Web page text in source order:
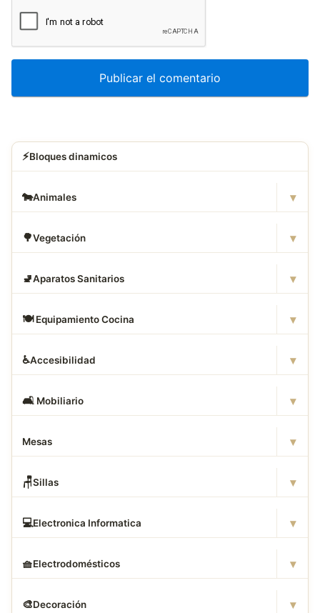
⚡Bloques dinamicos
🐄Animales ▾
🌳Vegetación ▾
🚽Aparatos Sanitarios ▾
🍽️ Equipamiento Cocina ▾
♿Accesibilidad ▾
🛋 ️ Mobiliario ▾
Mesas ▾
🪑Sillas ▾
💻Electronica Informatica ▾
🧺Electrodomésticos ▾
🎨Decoración ▾